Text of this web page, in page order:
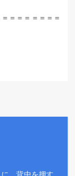
＝＝＝＝＝＝＝